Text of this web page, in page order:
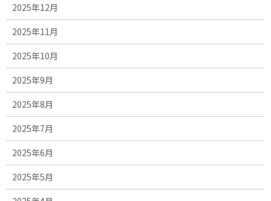
2025年12月
2025年11月
2025年10月
2025年9月
2025年8月
2025年7月
2025年6月
2025年5月